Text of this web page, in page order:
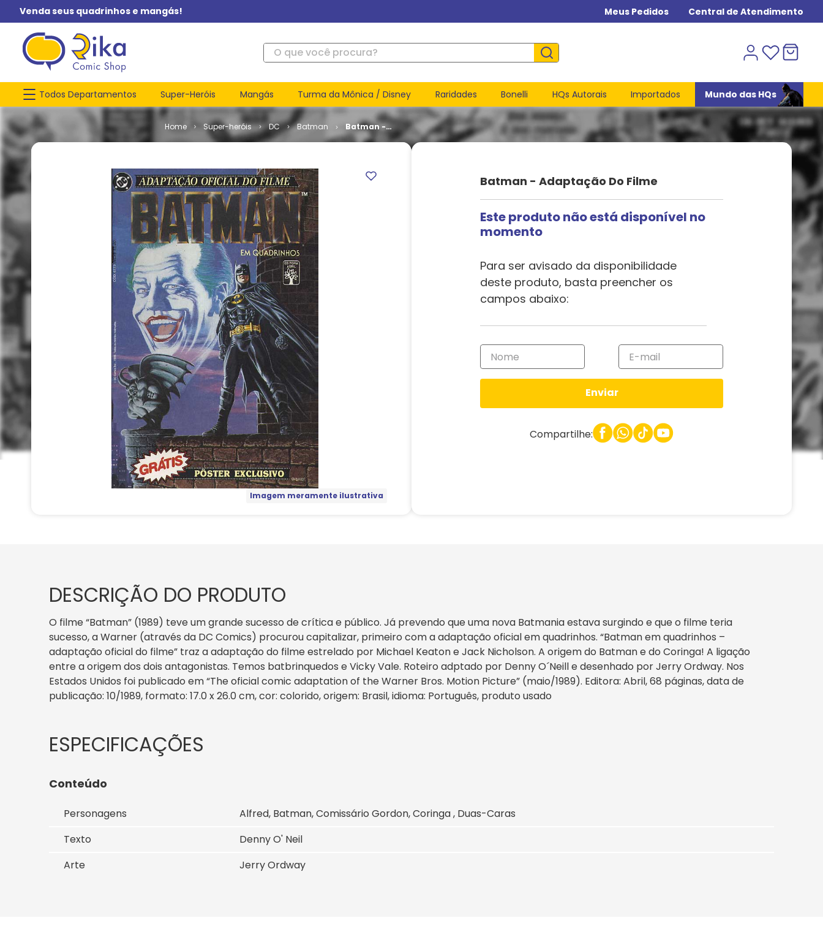
Venda seus quadrinhos e mangás! Meus Pedidos Central de Atendimento
O que você procura?
Todos Departamentos Super-Heróis Mangás Turma da Mônica / Disney Raridades Bonelli HQs Autorais Importados Mundo das HQs
Super-heróis DC Batman
Batman -
Adaptação
Imagem meramente ilustrativa
Batman - Adaptação Do Filme
Este produto não está disponível no
momento
Para ser avisado da disponibilidade
deste produto, basta preencher os
campos abaixo:
Enviar
Compartilhe:
DESCRIÇÃO DO PRODUTO
O filme “Batman” (1989) teve um grande sucesso de crítica e público. Já prevendo que uma nova Batmania estava surgindo e que o filme teria
sucesso, a Warner (através da DC Comics) procurou capitalizar, primeiro com a adaptação oficial em quadrinhos. “Batman em quadrinhos –
adaptação oficial do filme” traz a adaptação do filme estrelado por Michael Keaton e Jack Nicholson. A origem do Batman e do Coringa! A ligação
entre a origem dos dois antagonistas. Temos batbrinquedos e Vicky Vale. Roteiro adptado por Denny O´Neill e desenhado por Jerry Ordway. Nos
Estados Unidos foi publicado em “The oficial comic adaptation of the Warner Bros. Motion Picture” (maio/1989). Editora: Abril, 68 páginas, data de
publicação: 10/1989, formato: 17.0 x 26.0 cm, cor: colorido, origem: Brasil, idioma: Português, produto usado
Conteúdo
Personagens
Alfred, Batman, Comissário Gordon, Coringa , Duas-Caras
Texto
Denny O' Neil
Arte
Jerry Ordway